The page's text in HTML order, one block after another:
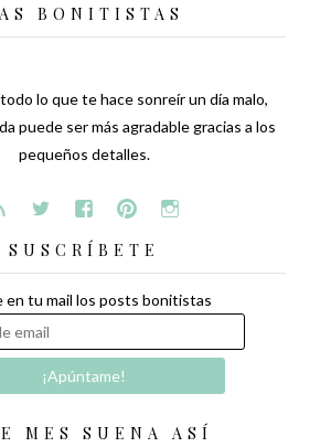
BONITISTAS
lo que te hace sonreír un día malo,
puede ser más agradable gracias a los
pequeños detalles.
SUSCRÍBETE
en tu mail los posts bonitistas
MES SUENA ASÍ